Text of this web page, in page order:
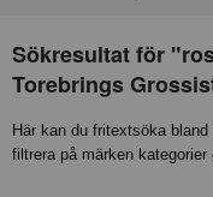
Sökresultat för
Torebrings
Här kan du fritextsöka
filtrera på märken kategorier